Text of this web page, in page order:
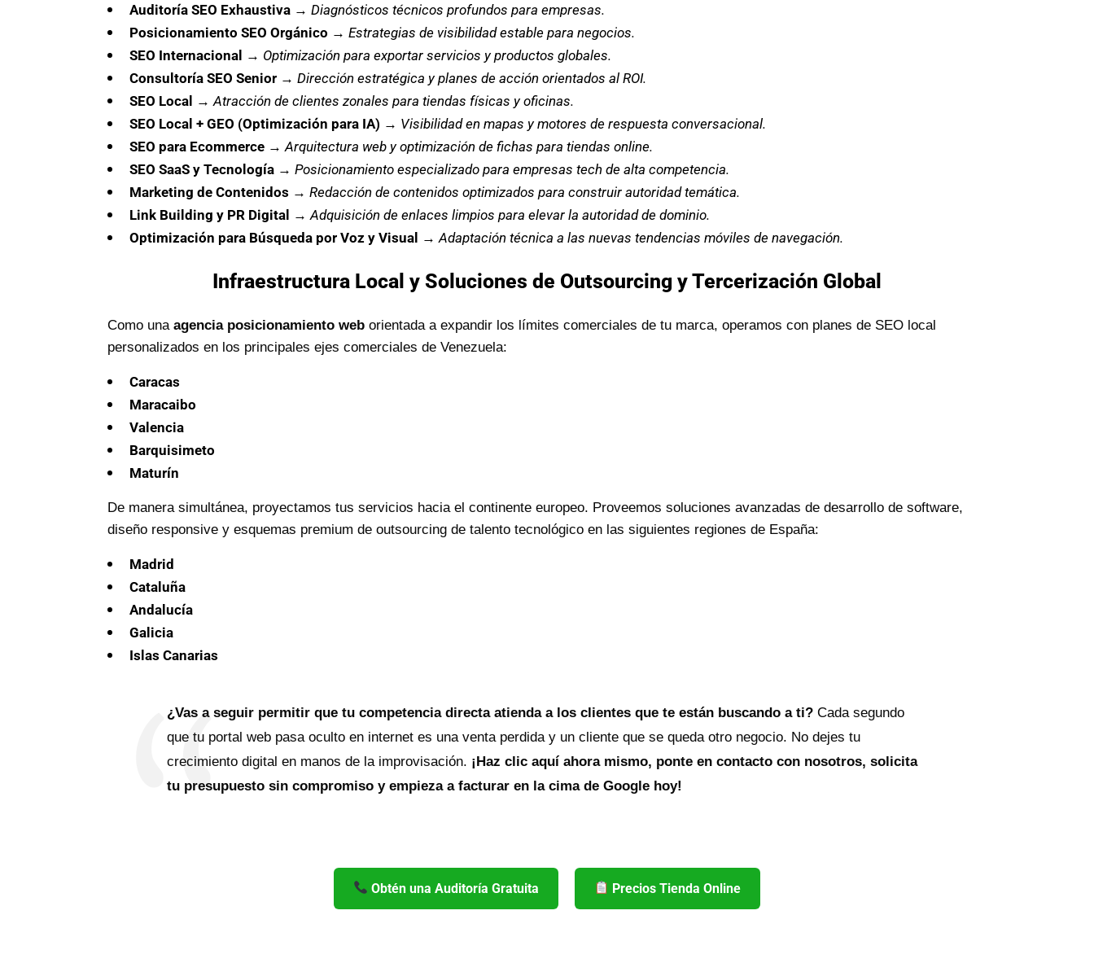
Auditoría SEO Exhaustiva → Diagnósticos técnicos profundos para empresas.
Posicionamiento SEO Orgánico → Estrategias de visibilidad estable para negocios.
SEO Internacional → Optimización para exportar servicios y productos globales.
Consultoría SEO Senior → Dirección estratégica y planes de acción orientados al ROI.
SEO Local → Atracción de clientes zonales para tiendas físicas y oficinas.
SEO Local + GEO (Optimización para IA) → Visibilidad en mapas y motores de respuesta conversacional.
SEO para Ecommerce → Arquitectura web y optimización de fichas para tiendas online.
SEO SaaS y Tecnología → Posicionamiento especializado para empresas tech de alta competencia.
Marketing de Contenidos → Redacción de contenidos optimizados para construir autoridad temática.
Link Building y PR Digital → Adquisición de enlaces limpios para elevar la autoridad de dominio.
Optimización para Búsqueda por Voz y Visual → Adaptación técnica a las nuevas tendencias móviles de navegación.
Infraestructura Local y Soluciones de Outsourcing y Tercerización Global
Como una agencia posicionamiento web orientada a expandir los límites comerciales de tu marca, operamos con planes de SEO local
personalizados en los principales ejes comerciales de Venezuela:
Caracas
Maracaibo
Valencia
Barquisimeto
Maturín
De manera simultánea, proyectamos tus servicios hacia el continente europeo. Proveemos soluciones avanzadas de desarrollo de software,
diseño responsive y esquemas premium de outsourcing de talento tecnológico en las siguientes regiones de España:
Madrid
Cataluña
Andalucía
Galicia
Islas Canarias
¿Vas a seguir permitir que tu competencia directa atienda a los clientes que te están buscando a ti? Cada segundo
que tu portal web pasa oculto en internet es una venta perdida y un cliente que se queda otro negocio. No dejes tu
crecimiento digital en manos de la improvisación. ¡Haz clic aquí ahora mismo, ponte en contacto con nosotros, solicita
tu presupuesto sin compromiso y empieza a facturar en la cima de Google hoy!
Obtén una Auditoría Gratuita Precios Tienda Online